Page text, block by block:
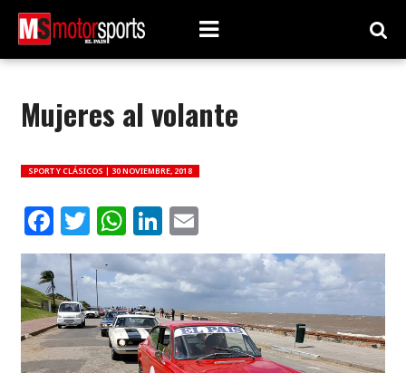
Mujeres al volante
SPORT Y CLÁSICOS | 30 NOVIEMBRE, 2018
Facebook
Twitter
WhatsApp
LinkedIn
Email